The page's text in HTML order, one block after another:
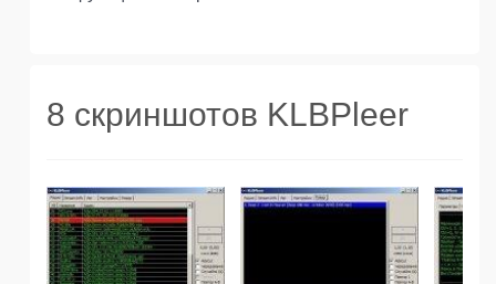
8 скриншотов KLBPleer